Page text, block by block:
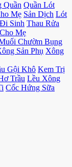
Quần Quần Lót
Mẹ Sản Dịch Lót
Sinh Thau Rửa
Mẹ
Chườm Bụng
Sản Phụ Xông
Gội Khô Kem Trị
Trầu Lều Xông
Cốc Hứng Sữa